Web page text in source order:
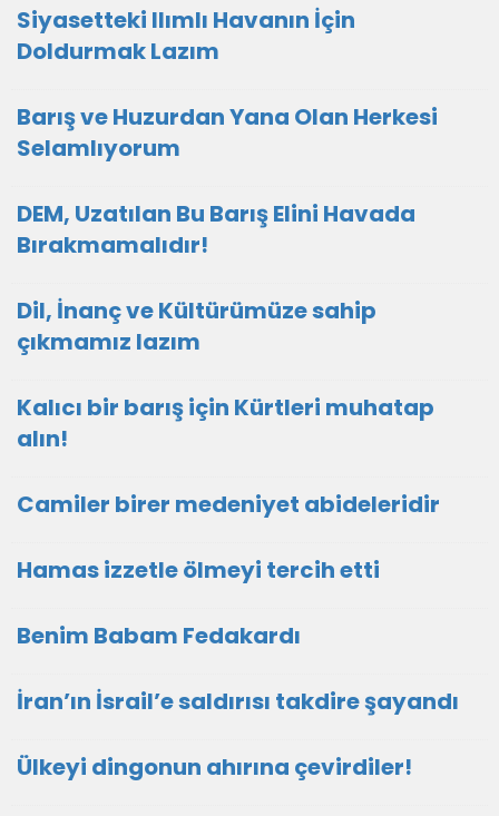
Siyasetteki Ilımlı Havanın İçin
Doldurmak Lazım
Barış ve Huzurdan Yana Olan Herkesi
Selamlıyorum
DEM, Uzatılan Bu Barış Elini Havada
Bırakmamalıdır!
Dil, İnanç ve Kültürümüze sahip
çıkmamız lazım
Kalıcı bir barış için Kürtleri muhatap
alın!
Camiler birer medeniyet abideleridir
Hamas izzetle ölmeyi tercih etti
Benim Babam Fedakardı
İran’ın İsrail’e saldırısı takdire şayandı
Ülkeyi dingonun ahırına çevirdiler!